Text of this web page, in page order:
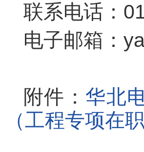
联系电话：
电子邮箱：
附件：华北
（工程专项在职